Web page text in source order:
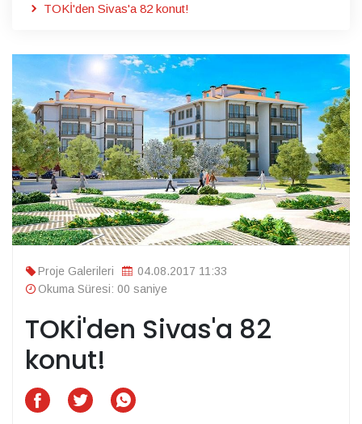
TOKİ'den Sivas'a 82 konut!
Proje Galerileri
04.08.2017 11:33
Okuma Süresi: 00 saniye
TOKİ'den Sivas'a 82
konut!